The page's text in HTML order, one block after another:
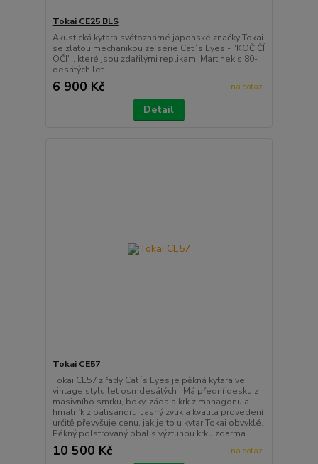
Tokai CE25 BLS
Akustická kytara světoznámé japonské značky Tokai
se zlatou mechanikou ze série Cat´s Eyes - "KOČIČÍ
OČI" , které jsou zdařilými replikami Martinek s 80-
desátých let.
6 900 Kč na dotaz
Detail
Tokai CE57
Tokai CE57 z řady Cat´s Eyes je pěkná kytara ve
vintage stylu let osmdesátých . Má přední desku z
masivního smrku, boky, záda a krk z mahagonu a
hmatník z palisandru. Jasný zvuk a kvalita provedení
určitě převyšuje cenu, jak je to u kytar Tokai obvyklé.
Pěkný polstrovaný obal s výztuhou krku zdarma
10 500 Kč na dotaz